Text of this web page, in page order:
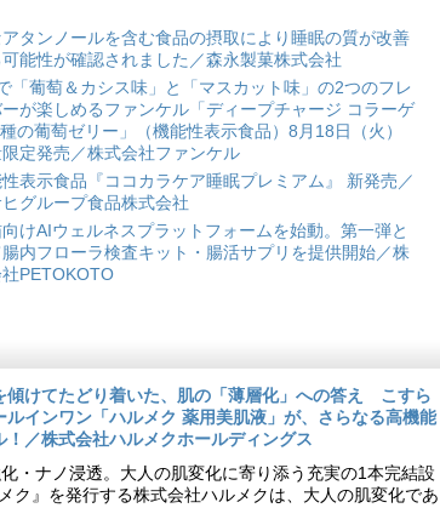
アタンノールを含む食品の摂取により睡眠の質が改善
能性が確認されました／森永製菓株式会社
「葡萄＆カシス味」と「マスカット味」の2つのフレ
ーが楽しめるファンケル「ディープチャージ コラーゲ
の葡萄ゼリー」（機能性表示食品）8月18日（火）
定発売／株式会社ファンケル
表示食品『ココカラケア睡眠プレミアム』 新発売／
グループ食品株式会社
けAIウェルネスプラットフォームを始動。第一弾と
腸内フローラ検査キット・腸活サプリを提供開始／株
PETOKOTO
傾けてたどり着いた、肌の「薄層化」への答え こすら
インワン「ハルメク 薬用美肌液」が、さらなる高機能
／株式会社ハルメクホールディングス
・ナノ浸透。大人の肌変化に寄り添う充実の1本完結設
』を発行する株式会社ハルメクは、大人の肌変化であ